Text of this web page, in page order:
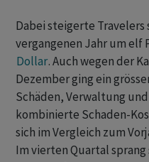
Dabei steigerte Travelers
vergangenen Jahr um elf
Dollar. Auch wegen der
Dezember ging ein
Schäden, Verwaltung
kombinierte Schaden-
sich im Vergleich zum
Im vierten Quartal